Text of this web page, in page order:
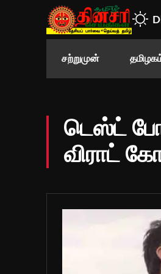
சற்றுமுன்
டெஸ்ட்
விராட்